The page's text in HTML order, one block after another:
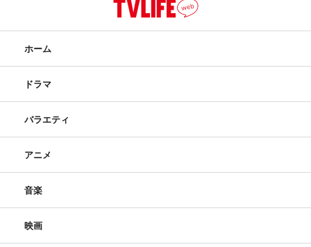
ホーム
ドラマ
バラエティ
アニメ
音楽
映画